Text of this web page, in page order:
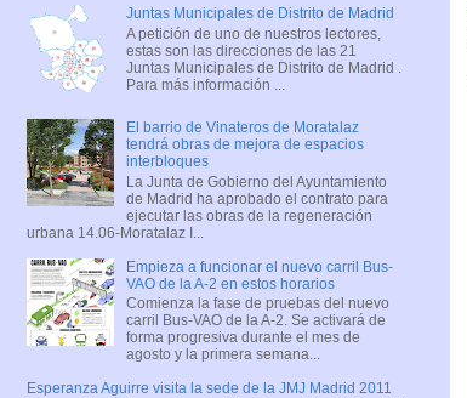
Juntas Municipales de Distrito de Madrid
A petición de uno de nuestros lectores,
estas son las direcciones de las 21
Juntas Municipales de Distrito de Madrid .
Para más información ...
El barrio de Vinateros de Moratalaz
tendrá obras de mejora de espacios
interbloques
La Junta de Gobierno del Ayuntamiento
de Madrid ha aprobado el contrato para
ejecutar las obras de la regeneración
urbana 14.06-Moratalaz I...
Empieza a funcionar el nuevo carril Bus-
VAO de la A-2 en estos horarios
Comienza la fase de pruebas del nuevo
carril Bus-VAO de la A-2. Se activará de
forma progresiva durante el mes de
agosto y la primera semana...
Esperanza Aguirre visita la sede de la JMJ Madrid 2011